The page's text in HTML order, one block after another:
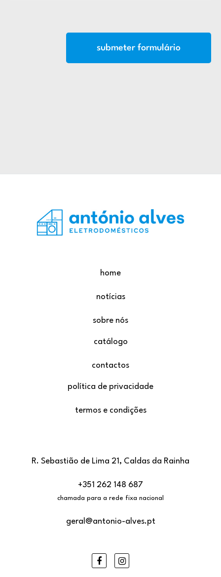
home
notícias
sobre nós
catálogo
contactos
política de privacidade
termos e condições
R. Sebastião de Lima 21, Caldas da Rainha
+351 262 148 687
chamada para a rede fixa nacional
geral@antonio-alves.pt
FacebookInstagram